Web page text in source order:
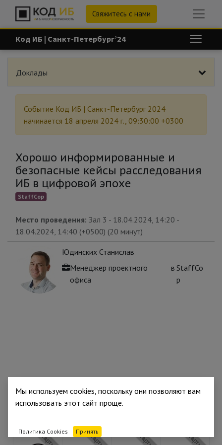
Свяжитесь с нами
Код ИБ | Санкт-Петербург’24
Доклады
Событие Код ИБ | Санкт-Петербург 2024
начинается 18 апреля 2024 г., 09:30:00 +0300
Хорошо информированные и
безопасные кейсы расследования
ИБ в цифровой эпохе
StaffCop
Место проведения: Зал 3 - 18.04.2024, 14:20 -
18.04.2024, 14:40 (+0500) (20 минут)
Юдинских Станислав
Менеджер проектного
офиса
в StaffCo
p
Партнёр Партнёр Партнёр Партнёр
Мы используем cookies, поскольку они позволяют вам
использовать этот сайт проще.
Политика Cookies Принять